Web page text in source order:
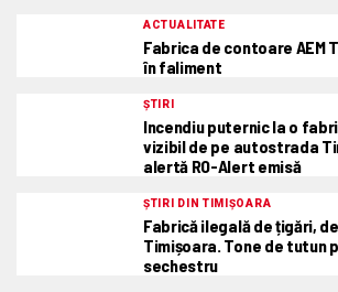
ACTUALITATE
Fabrica de contoare AEM
în faliment
ȘTIRI
Incendiu puternic la o
vizibil de pe autostrada
alertă RO-Alert emisă
ȘTIRI DIN TIMIȘOARA
Fabrică ilegală de țigări,
Timișoara. Tone de tutun
sechestru